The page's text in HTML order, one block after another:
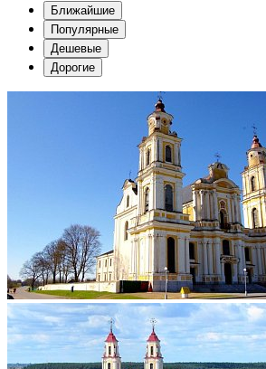
Ближайшие
Популярные
Дешевые
Дорогие